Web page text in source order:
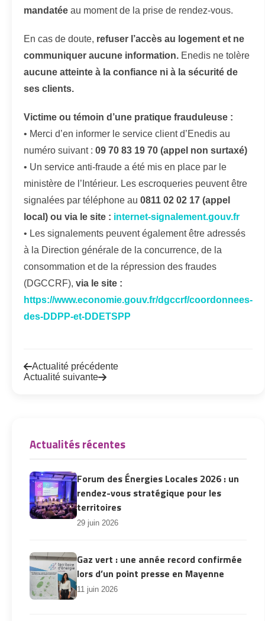
mandatée au moment de la prise de rendez-vous.
En cas de doute, refuser l’accès au logement et ne
communiquer aucune information. Enedis ne tolère
aucune atteinte à la confiance ni à la sécurité de
ses clients.
Victime ou témoin d’une pratique frauduleuse :
• Merci d’en informer le service client d’Enedis au
numéro suivant : 09 70 83 19 70 (appel non surtaxé)
• Un service anti-fraude a été mis en place par le
ministère de l’Intérieur. Les escroqueries peuvent être
signalées par téléphone au 0811 02 02 17 (appel
local) ou via le site : internet-signalement.gouv.fr
• Les signalements peuvent également être adressés
à la Direction générale de la concurrence, de la
consommation et de la répression des fraudes
(DGCCRF), via le site :
https://www.economie.gouv.fr/dgccrf/coordonnees-
des-DDPP-et-DDETSPP
Actualité précédente
Actualité suivante
Actualités récentes
Forum des Énergies Locales 2026 : un
rendez-vous stratégique pour les
territoires
29 juin 2026
Gaz vert : une année record confirmée
lors d’un point presse en Mayenne
11 juin 2026